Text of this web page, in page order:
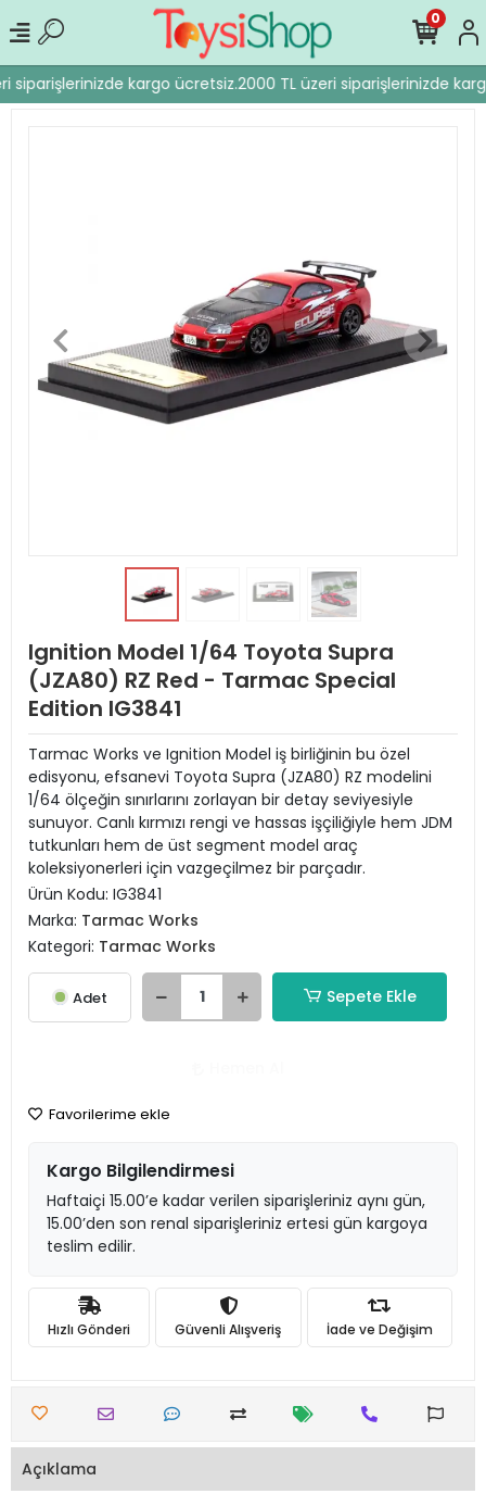
siparişlerinizde kargo ücretsiz.2000 TL üzeri siparişlerinizde
0
Ignition Model 1/64 Toyota Supra
(JZA80) RZ Red - Tarmac Special
Edition IG3841
Tarmac Works ve Ignition Model iş birliğinin bu özel
edisyonu, efsanevi Toyota Supra (JZA80) RZ modelini
1/64 ölçeğin sınırlarını zorlayan bir detay seviyesiyle
sunuyor. Canlı kırmızı rengi ve hassas işçiliğiyle hem JDM
tutkunları hem de üst segment model araç
koleksiyonerleri için vazgeçilmez bir parçadır.
Ürün Kodu: IG3841
Marka: Tarmac Works
Kategori: Tarmac Works
Adet Sepete Ekle
Favorilerime ekle
Kargo Bilgilendirmesi
Haftaiçi 15.00’e kadar verilen siparişleriniz aynı gün,
15.00’den son renal siparişleriniz ertesi gün kargoya
teslim edilir.
Hızlı Gönderi Güvenli Alışveriş İade ve Değişim
Açıklama